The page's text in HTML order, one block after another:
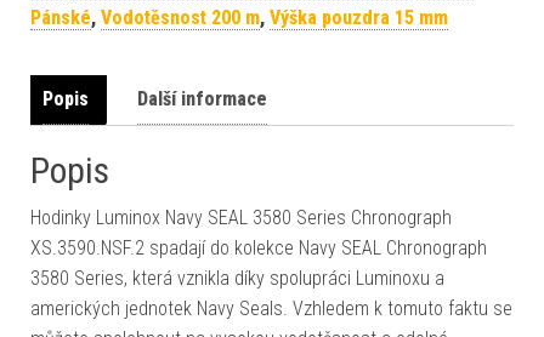
Pánské, Vodotěsnost 200 m, Výška pouzdra 15 mm
Popis Další informace
Popis
Hodinky Luminox Navy SEAL 3580 Series Chronograph
XS.3590.NSF.2 spadají do kolekce Navy SEAL Chronograph
3580 Series, která vznikla díky spolupráci Luminoxu a
amerických jednotek Navy Seals. Vzhledem k tomuto faktu se